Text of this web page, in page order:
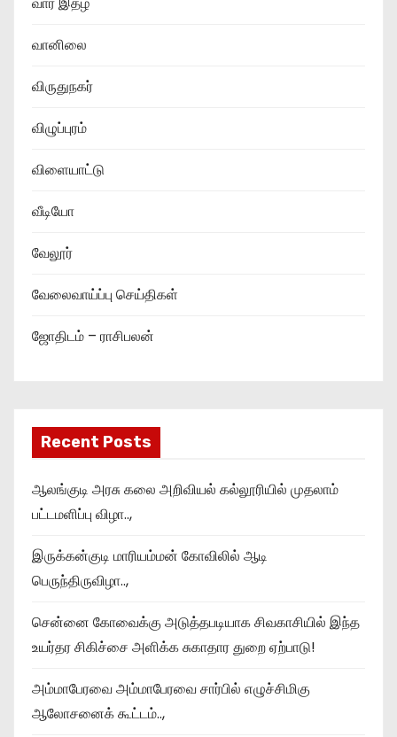
வானிலை
விருதுநகர்
விழுப்புரம்
விளையாட்டு
வீடியோ
வேலூர்
வேலைவாய்ப்பு செய்திகள்
ஜோதிடம் – ராசிபலன்
Recent Posts
ஆலங்குடி அரசு கலை அறிவியல் கல்லூரியில் முதலாம்
பட்டமளிப்பு விழா..,
இருக்கன்குடி மாரியம்மன் கோவிலில் ஆடி
பெருந்திருவிழா..,
சென்னை கோவைக்கு அடுத்தபடியாக சிவகாசியில் இந்த
உயர்தர சிகிச்சை அளிக்க சுகாதார துறை ஏற்பாடு!
அம்மாபேரவை அம்மாபேரவை சார்பில் எழுச்சிமிகு
ஆலோசனைக் கூட்டம்..,